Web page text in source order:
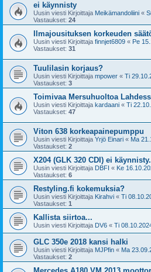
ei käynnisty
Uusin viesti Kirjoittaja Meikämandoliini «
Vastaukset: 24
Ilmajousituksen korkeuden
Uusin viesti Kirjoittaja finnjet6809 « Pe
Vastaukset: 31
Tuulilasin korjaus?
Uusin viesti Kirjoittaja mpower « Ti
Vastaukset: 3
Toimivaa Mersuhuoltoa
Uusin viesti Kirjoittaja kardaani « Ti
Vastaukset: 47
Viton 638 korkeapainepumppu
Uusin viesti Kirjoittaja Yrjö Einari « Ma
Vastaukset: 2
X204 (GLK 320 CDI) ei
Uusin viesti Kirjoittaja DBFI « Ke
Vastaukset: 6
Restyling.fi kokemuksia?
Uusin viesti Kirjoittaja Kirahvi « Ti
Vastaukset: 1
Kallista siirtoa...
Uusin viesti Kirjoittaja DV6 « Ti
GLC 350e 2018 kansi halki
Uusin viesti Kirjoittaja MJPfin « Ma
Vastaukset: 2